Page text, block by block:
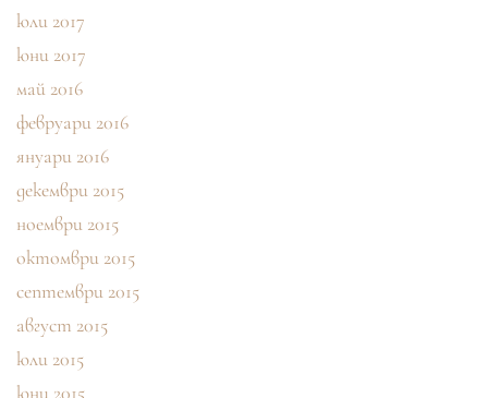
юли 2017
юни 2017
май 2016
февруари 2016
януари 2016
декември 2015
ноември 2015
октомври 2015
септември 2015
август 2015
юли 2015
юни 2015